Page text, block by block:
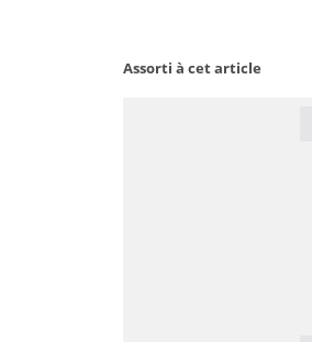
Assorti à cet article